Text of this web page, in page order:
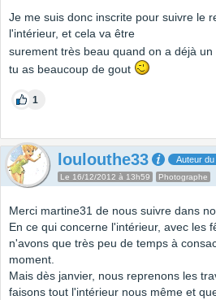
Je me suis donc inscrite pour suivre le
l'intérieur, et cela va être
surement très beau quand on a déjà
tu as beaucoup de gout
1
loulouthe33 Auteur
Le 16/12/2012 à 13h59 Photographe
Merci martine31 de nous suivre dans
En ce qui concerne l'intérieur, avec les
n'avons que très peu de temps à
moment.
Mais dès janvier, nous reprenons les
faisons tout l'intérieur nous même et